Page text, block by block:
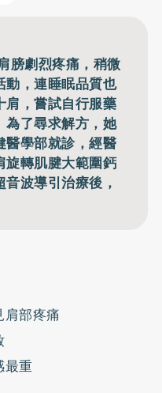
膀劇烈疼痛，稍微
動，連睡眠品質也
肩，嘗試自行服藥
為了尋求解方，她
醫學部就診，經醫
旋轉肌腱大範圍鈣
波導引治療後，
肩部疼痛
最重